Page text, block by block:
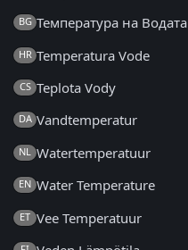
BG Температура на Водата
HR Temperatura Vode
CS Teplota Vody
DA Vandtemperatur
NL Watertemperatuur
EN Water Temperature
ET Vee Temperatuur